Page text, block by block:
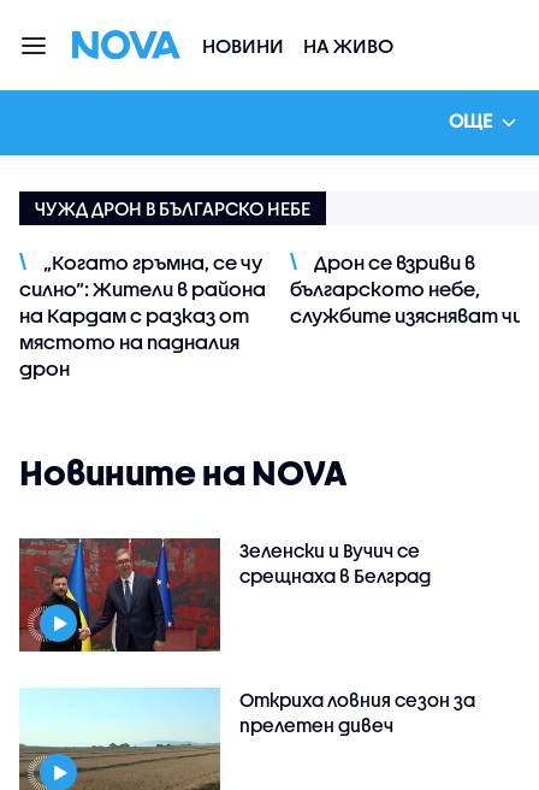
НОВИНИ НА ЖИВО
ОЩЕ
ЧУЖД ДРОН В БЪЛГАРСКО НЕБЕ
„Когато гръмна, се чу
силно“: Жители в района
на Кардам с разказ от
мястото на падналия
дрон
Дрон се взриви в
българското небе,
службите изясняват чий
Новините на NOVA
Зеленски и Вучич се
срещнаха в Белград
Откриха ловния сезон за
прелетен дивеч